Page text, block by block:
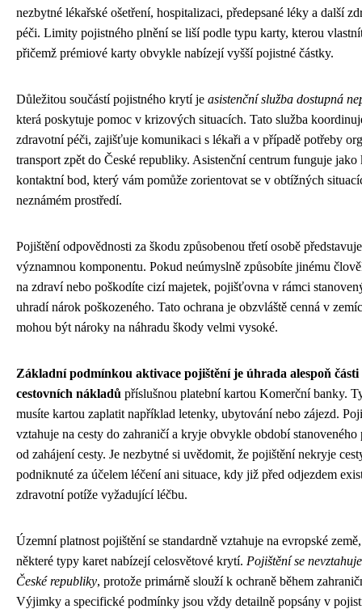
nezbytné lékařské ošetření, hospitalizaci, předepsané léky a další
péči. Limity pojistného plnění se liší podle typu karty, kterou
přičemž prémiové karty obvykle nabízejí vyšší pojistné částky.
Důležitou součástí pojistného krytí je asistenční služba dostupná
která poskytuje pomoc v krizových situacích. Tato služba
zdravotní péči, zajišťuje komunikaci s lékaři a v případě potřeby
transport zpět do České republiky. Asistenční centrum funguje
kontaktní bod, který vám pomůže zorientovat se v obtížných
neznámém prostředí.
Pojištění odpovědnosti za škodu způsobenou třetí osobě
významnou komponentu. Pokud neúmyslně způsobíte jinému
na zdraví nebo poškodíte cizí majetek, pojišťovna v rámci
uhradí nárok poškozeného. Tato ochrana je obzvláště cenná v
mohou být nároky na náhradu škody velmi vysoké.
Základní podmínkou aktivace pojištění je úhrada alespoň části
cestovních nákladů příslušnou platební kartou Komerční banky.
musíte kartou zaplatit například letenky, ubytování nebo zájezd.
vztahuje na cesty do zahraničí a kryje obvykle období stanoveného
od zahájení cesty. Je nezbytné si uvědomit, že pojištění nekryje
podniknuté za účelem léčení ani situace, kdy již před odjezdem
zdravotní potíže vyžadující léčbu.
Územní platnost pojištění se standardně vztahuje na evropské
některé typy karet nabízejí celosvětové krytí. Pojištění se
České republiky, protože primárně slouží k ochraně během
Výjimky a specifické podmínky jsou vždy detailně popsány v